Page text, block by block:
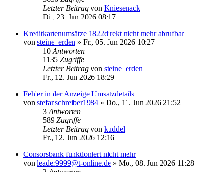
Letzter Beitrag von Kniesenack
Di., 23. Jun 2026 08:17
Kreditkartenumsätze 1822direkt nicht mehr abrufbar
von steine_erden » Fr., 05. Jun 2026 10:27
10 Antworten
1135 Zugriffe
Letzter Beitrag von steine_erden
Fr., 12. Jun 2026 18:29
Fehler in der Anzeige Umsatzdetails
von stefanschreiber1984 » Do., 11. Jun 2026 21:52
3 Antworten
589 Zugriffe
Letzter Beitrag von kuddel
Fr., 12. Jun 2026 12:16
Consorsbank funktioniert nicht mehr
von leader9999@t-online.de » Mo., 08. Jun 2026 11:28